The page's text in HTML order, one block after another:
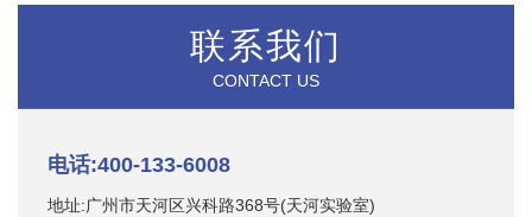
联系我们
CONTACT US
电话:400-133-6008
地址:广州市天河区兴科路368号(天河实验室)